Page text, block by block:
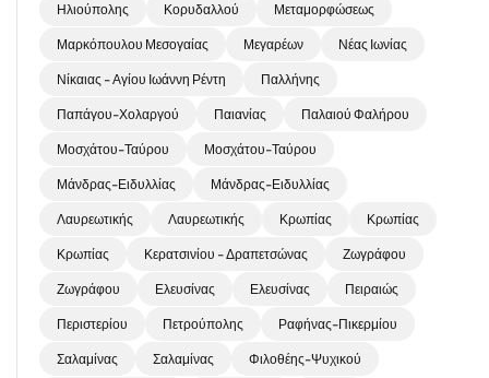
Ηλιούπολης Κορυδαλλού Μεταμορφώσεως
Μαρκόπουλου Μεσογαίας Μεγαρέων Νέας Ιωνίας
Νίκαιας - Αγίου Ιωάννη Ρέντη Παλλήνης
Παπάγου-Χολαργού Παιανίας Παλαιού Φαλήρου
Μοσχάτου-Ταύρου Μοσχάτου-Ταύρου
Μάνδρας-Ειδυλλίας Μάνδρας-Ειδυλλίας
Λαυρεωτικής Λαυρεωτικής Κρωπίας Κρωπίας
Κρωπίας Κερατσινίου - Δραπετσώνας Ζωγράφου
Ζωγράφου Ελευσίνας Ελευσίνας Πειραιώς
Περιστερίου Πετρούπολης Ραφήνας-Πικερμίου
Σαλαμίνας Σαλαμίνας Φιλοθέης-Ψυχικού